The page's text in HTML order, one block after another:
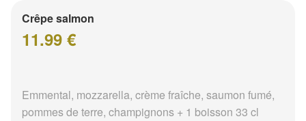
Crêpe salmon
11.99 €
Emmental, mozzarella, crème fraîche, saumon fumé,
pommes de terre, champignons + 1 boisson 33 cl